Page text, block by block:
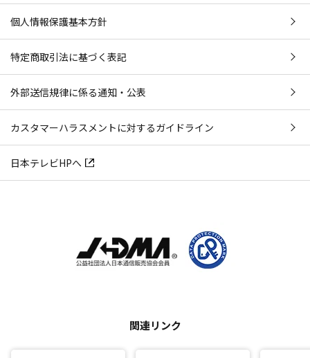
個人情報保護基本方針
特定商取引法に基づく表記
外部送信規律に係る通知・公表
カスタマーハラスメントに対するガイドライン
日本テレビHPへ
関連リンク